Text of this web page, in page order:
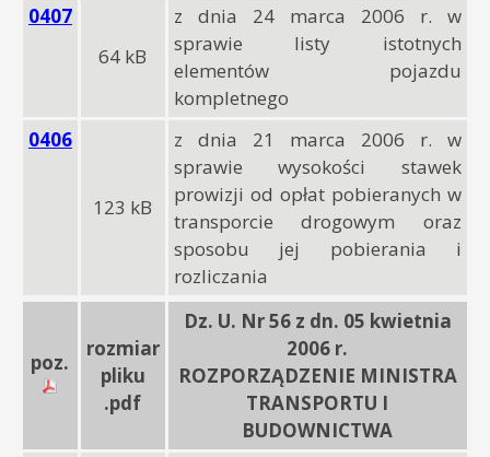
0407
64 kB
z dnia 24 marca 2006 r. w
sprawie listy istotnych
elementów pojazdu
kompletnego
0406
123 kB
z dnia 21 marca 2006 r. w
sprawie wysokości stawek
prowizji od opłat pobieranych w
transporcie drogowym oraz
sposobu jej pobierania i
rozliczania
poz.
rozmiar
pliku
.pdf
Dz. U. Nr 56 z dn. 05 kwietnia
2006 r.
ROZPORZĄDZENIE MINISTRA
TRANSPORTU I
BUDOWNICTWA